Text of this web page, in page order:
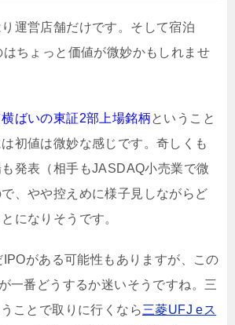
運営店舗だけです。そして宿泊
ちょっと価値が微妙かもしれませ
ばいの東証2部上場銘柄ということ
初値は微妙な感じです。奇しくも
発表（相手もJASDAQ小売業で微
、やや控えめに様子見しながらど
になりそうです。
がある可能性もありますが、この
一番どうするか迷いそうですね。三
ことで取りに行くなら三菱UFJ eス